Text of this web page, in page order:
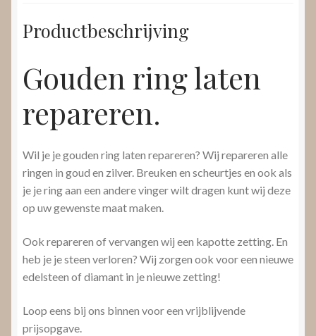
Productbeschrijving
Gouden ring laten
repareren.
Wil je je gouden ring laten repareren? Wij repareren alle
ringen in goud en zilver. Breuken en scheurtjes en ook als
je je ring aan een andere vinger wilt dragen kunt wij deze
op uw gewenste maat maken.
Ook repareren of vervangen wij een kapotte zetting. En
heb je je steen verloren? Wij zorgen ook voor een nieuwe
edelsteen of diamant in je nieuwe zetting!
Loop eens bij ons binnen voor een vrijblijvende
prijsopgave.